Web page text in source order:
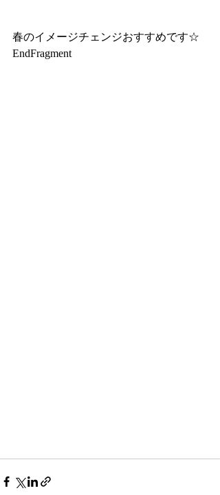
春のイメージチェンジおすすめです☆
EndFragment